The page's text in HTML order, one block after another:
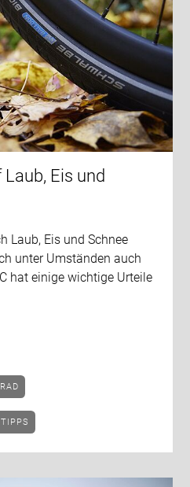
Eis und
Laub, Eis und Schnee
unter Umständen auch
hat einige wichtige Urteile